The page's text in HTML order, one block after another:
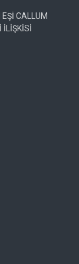
EŞİ CALLUM
İLİŞKİSİ